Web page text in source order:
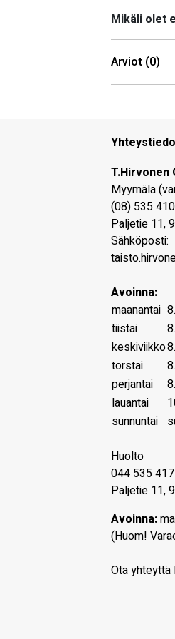
Mikäli olet
Arviot (0)
T.Hirvonen
Myymälä
(08) 535
Paljetie 11,
Sähköposti:
Avoinna:
maanantai
tiistai
keskiviikko
torstai
perjantai
lauantai
sunnuntai
Huolto
044 535
Paljetie 11,
Avoinna:
(Huom!
Ota yhteyttä